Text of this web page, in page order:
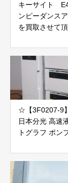
キーサイト
ンピーダンス
を買取させて頂
☆【3F0207-9
日本分光 高速
トグラフ ポン
ト 2個口発送